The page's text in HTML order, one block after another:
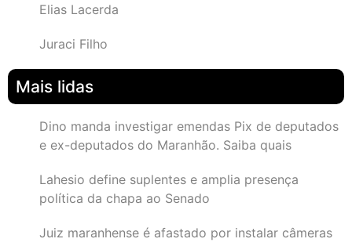
Elias Lacerda
Juraci Filho
Mais lidas
Dino manda investigar emendas Pix de deputados
e ex-deputados do Maranhão. Saiba quais
Lahesio define suplentes e amplia presença
política da chapa ao Senado
Juiz maranhense é afastado por instalar câmeras